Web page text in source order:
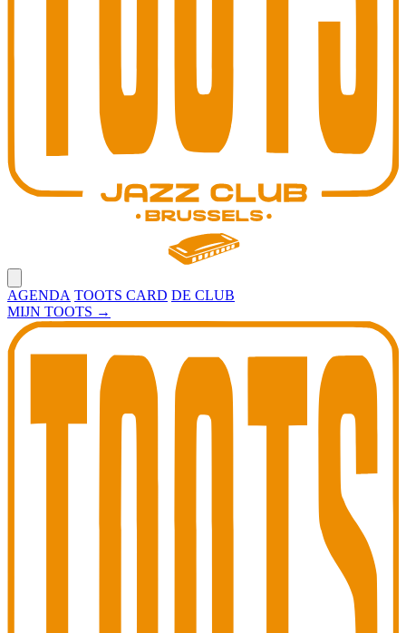
AGENDA TOOTS CARD DE CLUB
MIJN TOOTS →
Toots Jazz Club